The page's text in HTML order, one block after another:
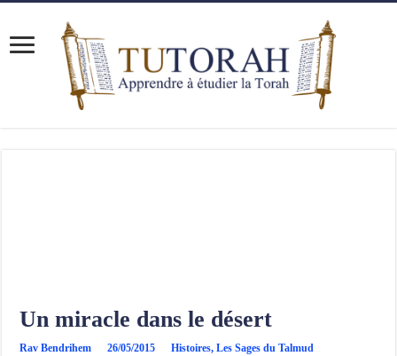
Un miracle dans le désert
Rav Bendrihem 26/05/2015 Histoires,Les Sages du Talmud